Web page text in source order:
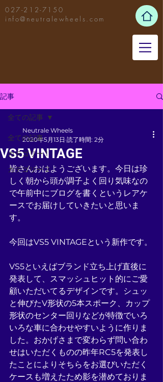
027-212-7150
info@neutralewheels.com
記事
全ての記事
カテゴリー 1
カテゴリー 2
全ての記事
VS5 VINTAGE
Neutrale Wheels
2020年5月13日 読了時間: 2分
皆さんおはようございます。今日は珍
しく朝から頭が調子よく回り気味なの
で午前中にブログを書くというレアケ
ースでお届けしていきたいと思いま
す。
今回はVS5 VINTAGEという新作です。
VS5といえばブランド立ち上げ直後に
発表して、スマッシュヒット的にご愛
顧いただいてるデザインです。シュッ
と伸びたV形状の5本スポーク、カップ
形状のセンター回りなどが特徴でいろ
いろな車に合わせやすいように作りま
した。おかげさまで変わらず問い合わ
せはいただくものの昨年RC5を発表し
たことによりそちらをお選びいただく
ケースも増えたため影を潜めておりま